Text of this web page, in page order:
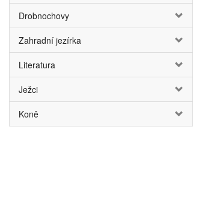
Drobnochovy
Zahradní jezírka
Literatura
Ježci
Koně